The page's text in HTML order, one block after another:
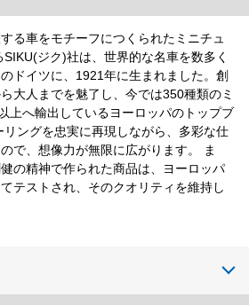
る車をモチーフにつくられたミニチュ
ジク)社は、世界的な名車を数多く
ドイツに、1921年に生まれました。創
大人までを魅了し、今では350種類のミ
上へ輸出しているヨーロッパのトップブ
ングを忠実に再現しながら、多彩な仕
で、想像力が無限に広がります。 ま
の精神で作られた商品は、ヨーロッパ
テストされ、そのクオリティを維持し